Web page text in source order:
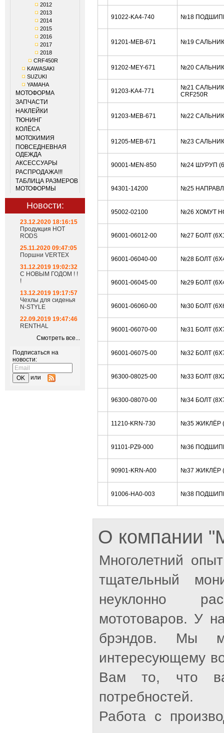
2012
2013
2014
2015
2016
2017
2018
CRF450R
KAWASAKI
SUZUKI
YAMAHA
МОТОФОРМА
ЗАПЧАСТИ
НАКЛЕЙКИ
ТЮНИНГ
КОЛЁСА
МОТОХИМИЯ
ПОВСЕДНЕВНАЯ
ОДЕЖДА
АКСЕССУАРЫ
РАСПРОДАЖА!!!
ТАБЛИЦА РАЗМЕРОВ
МОТОФОРМЫ
Новости:
23.12.2020 18:16:15
Продукция HOT
RODS
25.11.2020 09:47:05
Поршни VERTEX
31.12.2019 19:02:32
С НОВЫМ ГОДОМ ! !
!
13.12.2019 19:17:57
Чехлы для сиденья
N-STYLE
22.09.2019 19:47:46
RENTHAL
Смотреть все...
Подписаться на
новости:
или
91022-KA4-740 №18
91201-MEB-671 №19 САЛЬНИК
91202-MEY-671 №20 САЛЬНИК
91203-KA4-771
№21 САЛЬНИК
CRF250R
91203-MEB-671 №22 САЛЬНИК
91205-MEB-671 №23 САЛЬНИК
90001-MEN-850 №24 ШУРУП
94301-14200 №25
95002-02100 №26 ХОМУТ
96001-06012-00 №27 БОЛТ
96001-06040-00 №28 БОЛТ
96001-06045-00 №29 БОЛТ
96001-06060-00 №30 БОЛТ
96001-06070-00 №31 БОЛТ
96001-06075-00 №32 БОЛТ
96300-08025-00 №33 БОЛТ
96300-08070-00 №34 БОЛТ
11210-KRN-730 №35 ЖИКЛЁР
91101-PZ9-000 №36
90901-KRN-A00 №37 ЖИКЛЁР
91006-HA0-003 №38
О компании
Многолетний
тщательный
неуклонно
мототоваров. У
брэндов. Мы
интересующему
Вам то, что
потребностей.
Работа с